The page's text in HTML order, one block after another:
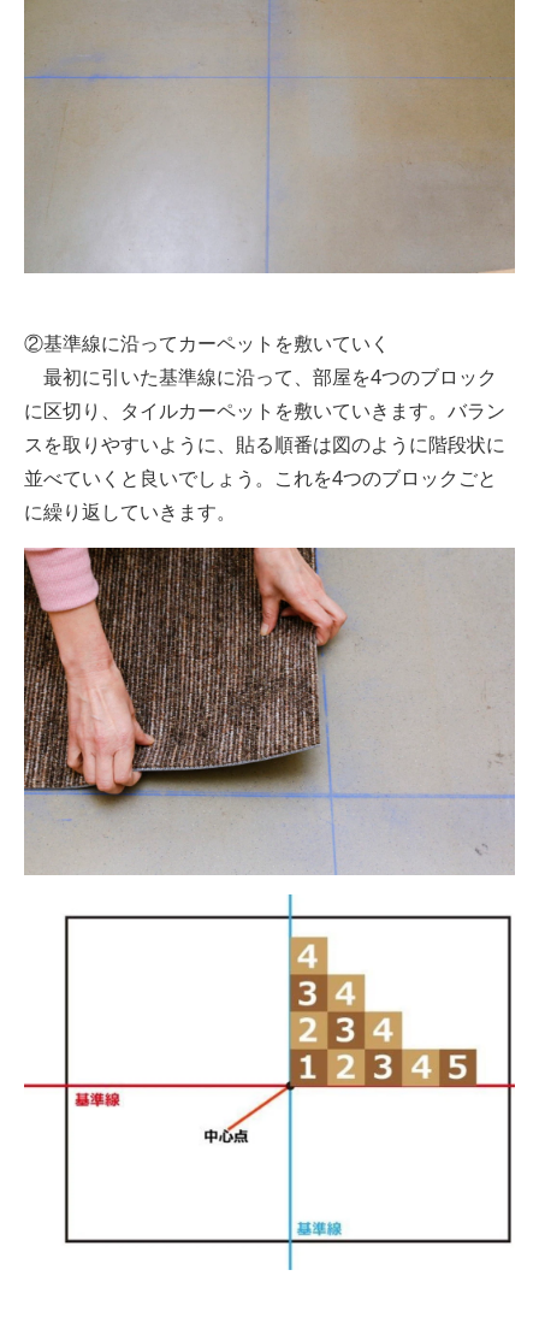
②基準線に沿ってカーペットを敷いていく
最初に引いた基準線に沿って、部屋を4つのブロック
に区切り、タイルカーペットを敷いていきます。バラン
スを取りやすいように、貼る順番は図のように階段状に
並べていくと良いでしょう。これを4つのブロックごと
に繰り返していきます。